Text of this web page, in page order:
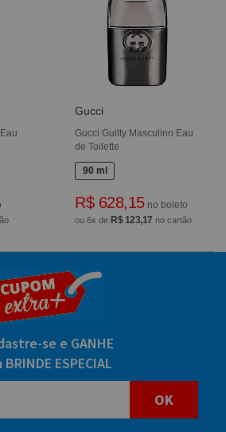
Gucci
Gucci Guilty Masculino Eau
de Toilette
90 ml
R$ 628,15no boleto
ou 6x de R$ 123,17 no cartão
se e GANHE
BRINDE ESPECIAL
OK